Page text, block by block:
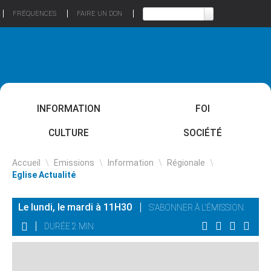
FRÉQUENCES FAIRE UN DON
INFORMATION FOI
CULTURE SOCIÉTÉ
Accueil \ Emissions \ Information \ Régionale \
Eglise Actualité
Le lundi, le mardi à 11H30
S'ABONNER À L'ÉMISSION
DURÉE 2 MIN